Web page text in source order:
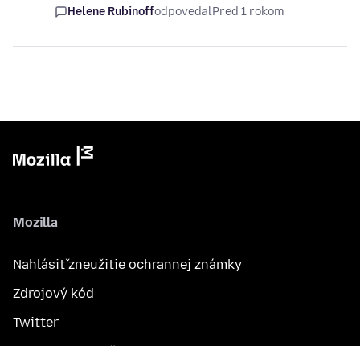
Helene RubinoffodpovedalPred 1 rokom
Mozilla
Nahlásiť zneužitie ochrannej známky
Zdrojový kód
Twitter